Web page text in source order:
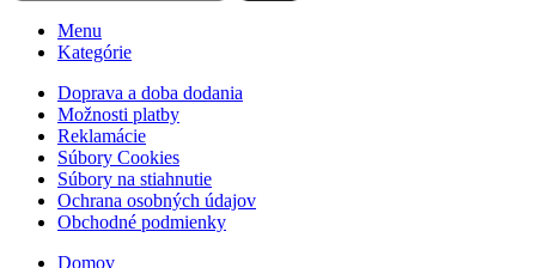
Menu
Kategórie
Doprava a doba dodania
Možnosti platby
Reklamácie
Súbory Cookies
Súbory na stiahnutie
Ochrana osobných údajov
Obchodné podmienky
Domov